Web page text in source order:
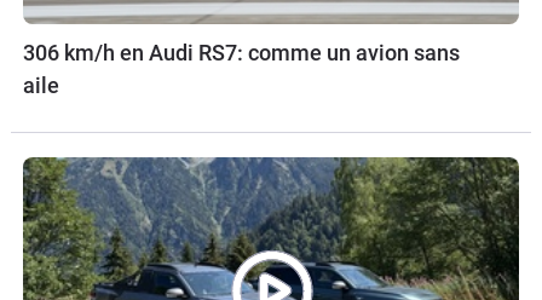
306 km/h en Audi RS7: comme un avion sans
aile